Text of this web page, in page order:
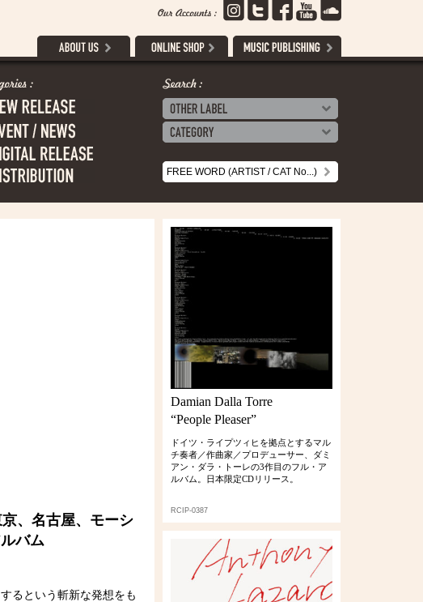
、名古屋、モーシ
バム
るという斬新な発想をも
Damian Dalla Torre
“People Pleaser”
ドイツ・ライプツィヒを拠点とするマル
チ奏者／作曲家／プロデューサー、ダミ
アン・ダラ・トーレの3作目のフル・ア
ルバム。日本限定CDリリース。
RCIP-0387